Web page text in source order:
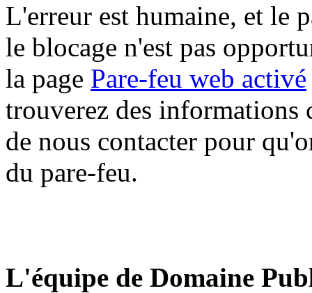
L'erreur est humaine, et le
le blocage n'est pas
la page Pare-feu web activé
trouverez des informations
de nous contacter pour
du pare-feu.
L'équipe de Domaine